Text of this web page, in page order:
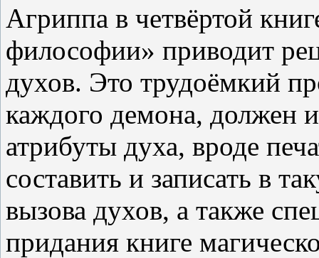
Агриппа в четвёртой
философии» приводит
духов. Это трудоёмкий
каждого демона, должен
атрибуты духа, вроде
составить и записать в
вызова духов, а также
придания книге